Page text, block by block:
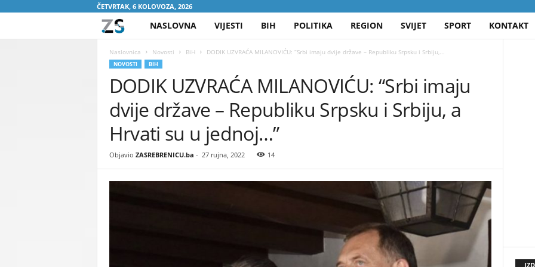
ČETVRTAK, 6 KOLOVOZA, 2026
A
S
E
B
R
NASLOVNA VIJESTI BIH POLITIKA REGION SVIJET SPORT KONTAKT
Naslovnica Novosti BiH DODIK UZVRAĆA MILANOVIĆU: “Srbi imaju dvije države – Republiku Srpsku i Srbiju,...
NOVOSTI BIH
DODIK UZVRAĆA MILANOVIĆU: “Srbi imaju
dvije države – Republiku Srpsku i Srbiju, a
Hrvati su u jednoj…”
Objavio ZASREBRENICU.ba - 27 rujna, 2022 14